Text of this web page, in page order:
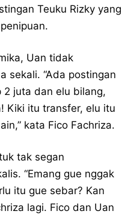
Teuku Rizky yang
Uan tidak
sekali. “Ada postingan
2 juta dan elu bilang,
Kiki itu transfer, elu itu
kata Fico Fachriza.
tak segan
“Emang gue nggak
itu gue sebar? Kan
lagi. Fico dan Uan